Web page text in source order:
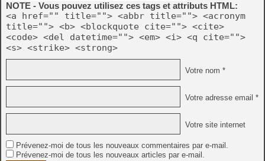
NOTE - Vous pouvez utilisez ces tags et attributs HTML:
<a href="" title=""> <abbr title=""> <acronym
title=""> <b> <blockquote cite=""> <cite>
<code> <del datetime=""> <em> <i> <q cite="">
<s> <strike> <strong>
Votre nom *
Votre adresse email *
Votre site internet
Prévenez-moi de tous les nouveaux commentaires par e-mail.
Prévenez-moi de tous les nouveaux articles par e-mail.